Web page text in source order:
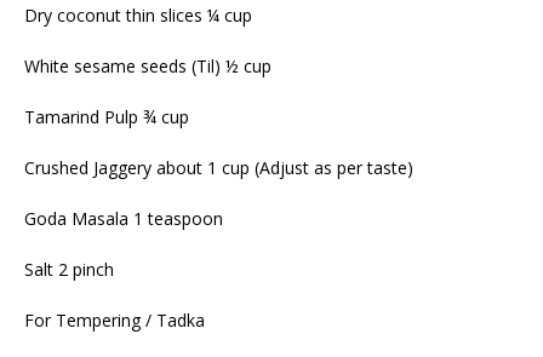
Dry coconut thin slices ¼ cup
White sesame seeds (Til) ½ cup
Tamarind Pulp ¾ cup
Crushed Jaggery about 1 cup (Adjust as per taste)
Goda Masala 1 teaspoon
Salt 2 pinch
For Tempering / Tadka